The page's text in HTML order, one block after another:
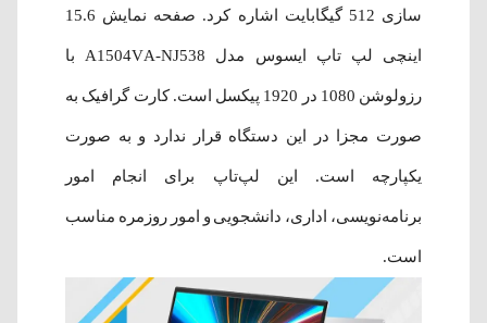
سازی 512 گیگابایت اشاره کرد. صفحه نمایش 15.6
اینچی لپ تاپ ایسوس مدل A1504VA-NJ538 با
رزولوشن 1080 در 1920 پیکسل است. کارت گرافیک به
صورت مجزا در این دستگاه قرار ندارد و به صورت
یکپارچه است. این لپ‌تاپ برای انجام امور
برنامه‎‌نویسی، اداری، دانشجویی و امور روزمره مناسب
است.